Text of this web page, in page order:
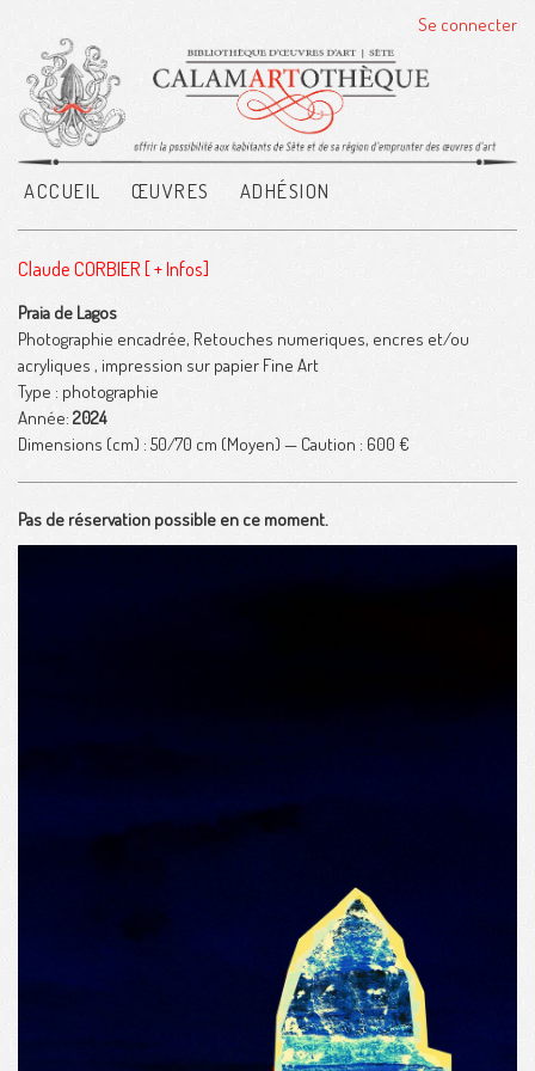
Se connecter
ACCUEIL ŒUVRES ADHÉSION
Claude CORBIER[ + Infos]
Praia de Lagos
Photographie encadrée, Retouches numeriques, encres et/ou
acryliques , impression sur papier Fine Art
Type : photographie
Année: 2024
Dimensions (cm) : 50/70 cm (Moyen) — Caution : 600 €
Pas de réservation possible en ce moment.